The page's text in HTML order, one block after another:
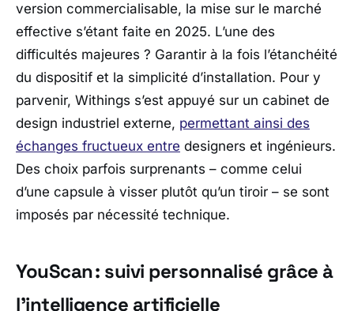
version commercialisable, la mise sur le marché
effective s’étant faite en 2025. L’une des
difficultés majeures ? Garantir à la fois l’étanchéité
du dispositif et la simplicité d’installation. Pour y
parvenir, Withings s’est appuyé sur un cabinet de
design industriel externe, permettant ainsi des
échanges fructueux entre designers et ingénieurs.
Des choix parfois surprenants – comme celui
d’une capsule à visser plutôt qu’un tiroir – se sont
imposés par nécessité technique.
YouScan : suivi personnalisé grâce à
l’intelligence artificielle